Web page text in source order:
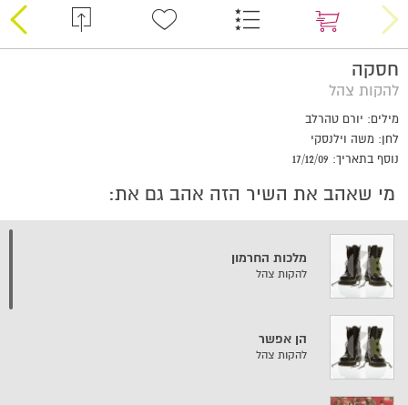
חסקה
להקות צהל
מילים: יורם טהרלב
לחן: משה וילנסקי
נוסף בתאריך: 17/12/09
מי שאהב את השיר הזה אהב גם את:
מלכות החרמון
להקות צהל
הן אפשר
להקות צהל